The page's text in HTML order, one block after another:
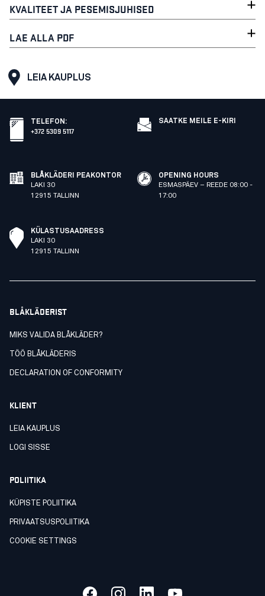
KVALITEET JA PESEMISJUHISED
LAE ALLA PDF
LEIA KAUPLUS
TELEFON :
+372 5309 5117
SAATKE MEILE E-KIRI
BLÅKLÄDERI PEAKONTOR
LAKI 30
12915 TALLINN
OPENING HOURS
ESMASPÄEV – REEDE 08:00 -
17:00
KÜLASTUSAADRESS
LAKI 30
12915 TALLINN
BLÅKLÄDERIST
MIKS VALIDA BLÅKLÄDER?
TÖÖ BLÅKLÄDERIS
DECLARATION OF CONFORMITY
KLIENT
LEIA KAUPLUS
LOGI SISSE
POLIITIKA
KÜPISTE POLIITIKA
PRIVAATSUSPOLIITIKA
COOKIE SETTINGS